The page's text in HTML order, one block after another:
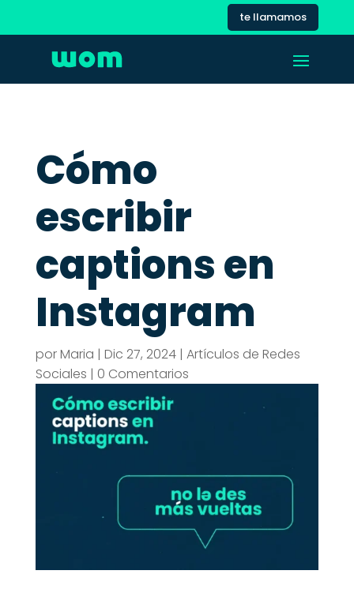
te llamamos
Cómo
escribir
captions en
Instagram
porMaria | Dic 27, 2024| Artículos de Redes
Sociales | 0 Comentarios